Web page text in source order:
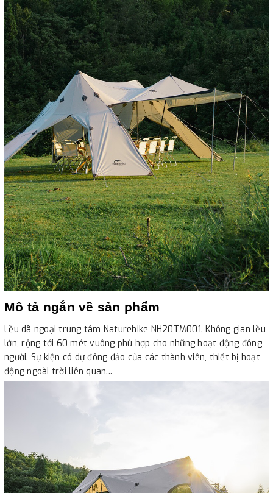
Mô tả ngắn về sản phẩm
Lều dã ngoại trung tâm Naturehike NH20TM001. Không gian lều
lớn, rộng tới 60 mét vuông phù hợp cho những hoạt động đông
người. Sự kiện có dự đông đảo của các thành viên, thiết bị hoạt
động ngoài trời liên quan...